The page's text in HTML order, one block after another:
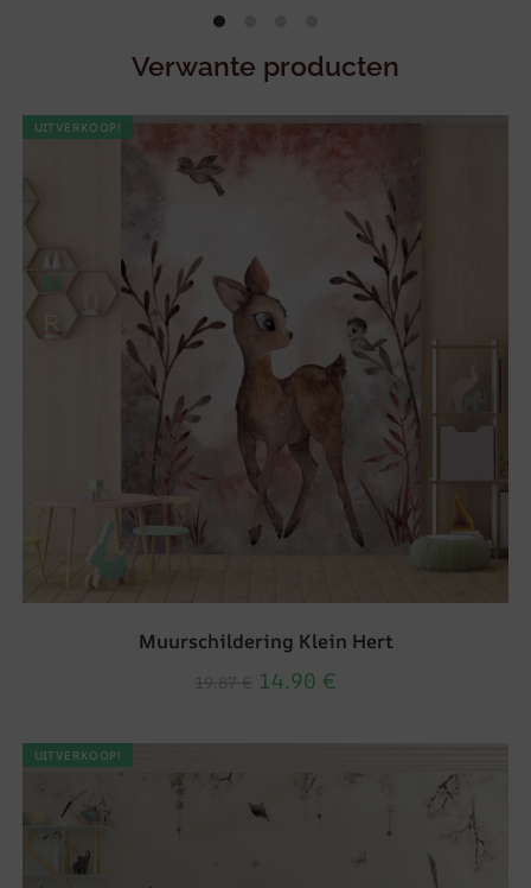
Verwante producten
UITVERKOOP!
Muurschildering Klein Hert
14.90 €
UITVERKOOP!